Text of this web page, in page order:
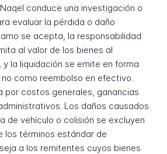
conduce una investigación o
evaluar la pérdida o daño
se acepta, la responsabilidad
al valor de los bienes al
la liquidación se emite en forma
como reembolso en efectivo.
por costos generales, ganancias
Los daños causados
de vehículo o colisión se excluyen
los términos estándar de
a los remitentes cuyos bienes